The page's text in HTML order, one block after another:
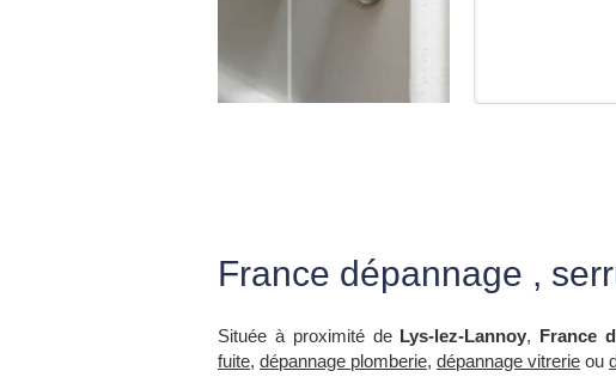
France dépannage ,
Située à proximité de Lys-lez-Lannoy, France
fuite, dépannage plomberie, dépannage vitrerie ou